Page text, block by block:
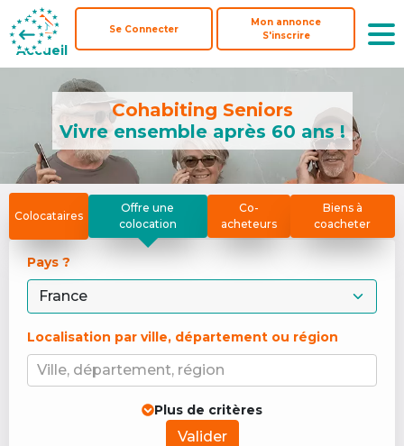
Accueil
Se Connecter
Mon annonce
S'inscrire
Accueil
Se Connecter
Mon annonce
S'inscrire
Cohabiting Seniors
Vivre ensemble après 60 ans !
Colocataires
Offre une
colocation
Co-
acheteurs
Biens à
coacheter
Pays ?
Localisation par ville, département ou région
Ville, département, région
Plus de critères
Valider